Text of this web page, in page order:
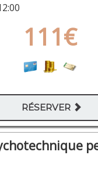
111€
RÉSERVER